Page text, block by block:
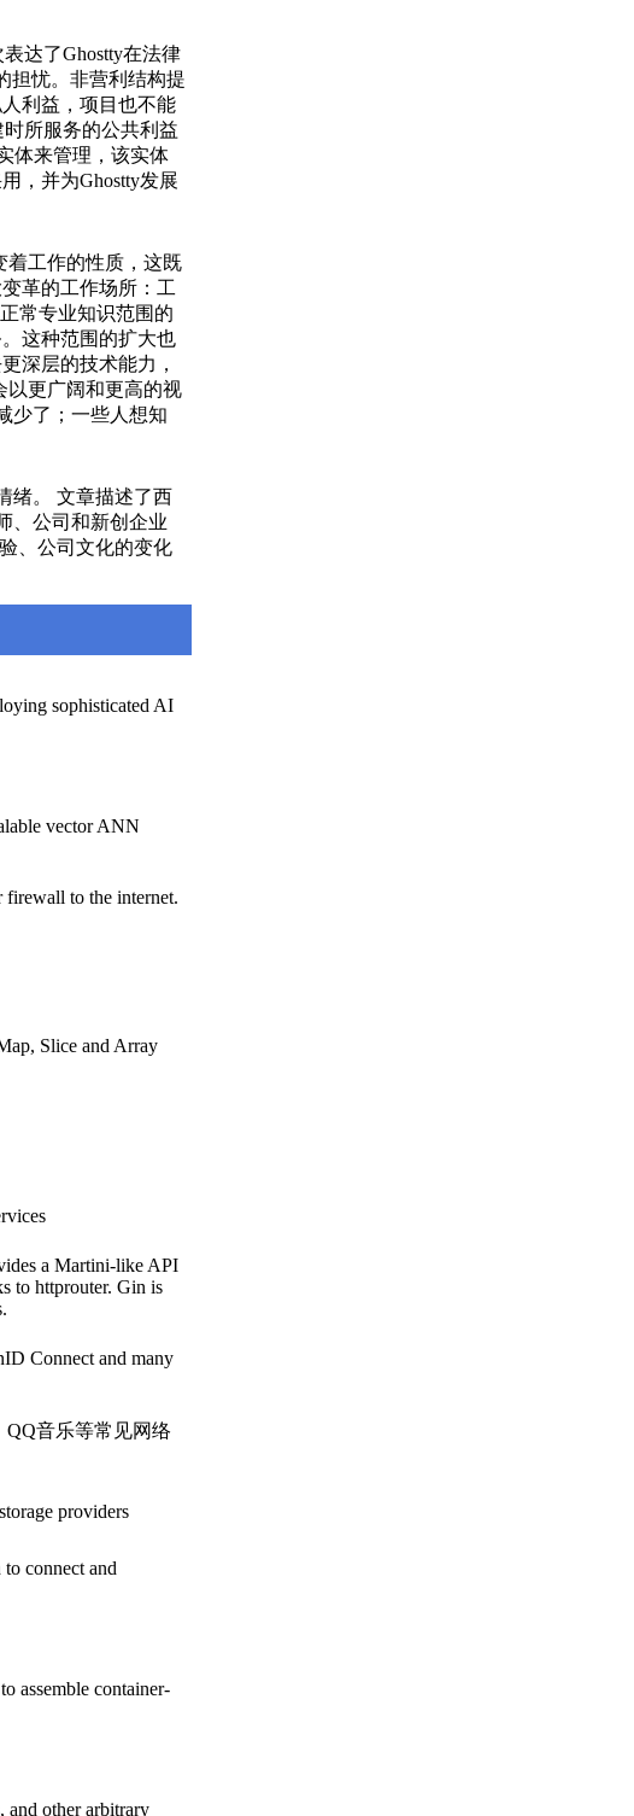
达了Ghostty在法律
担忧。非营利结构提
利益，项目也不能
所服务的公共利益
体来管理，该实体
，并为Ghostty发展
着工作的性质，这既
革的工作场所：工
常专业知识范围的
这种范围的扩大也
深层的技术能力，
以更广阔和更高的视
少了；一些人想知
绪。 文章描述了西
、公司和新创企业
、公司文化的变化
sophisticated AI
vector ANN
firewall to the internet.
Slice and Array
a Martini-like API
to httprouter. Gin is
Connect and many
QQ音乐等常见网络
providers
connect and
assemble container-
and other arbitrary